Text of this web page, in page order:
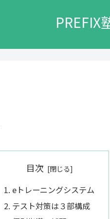
PREFIX
目次
eトレーニングシステム
テスト対策は３部構成